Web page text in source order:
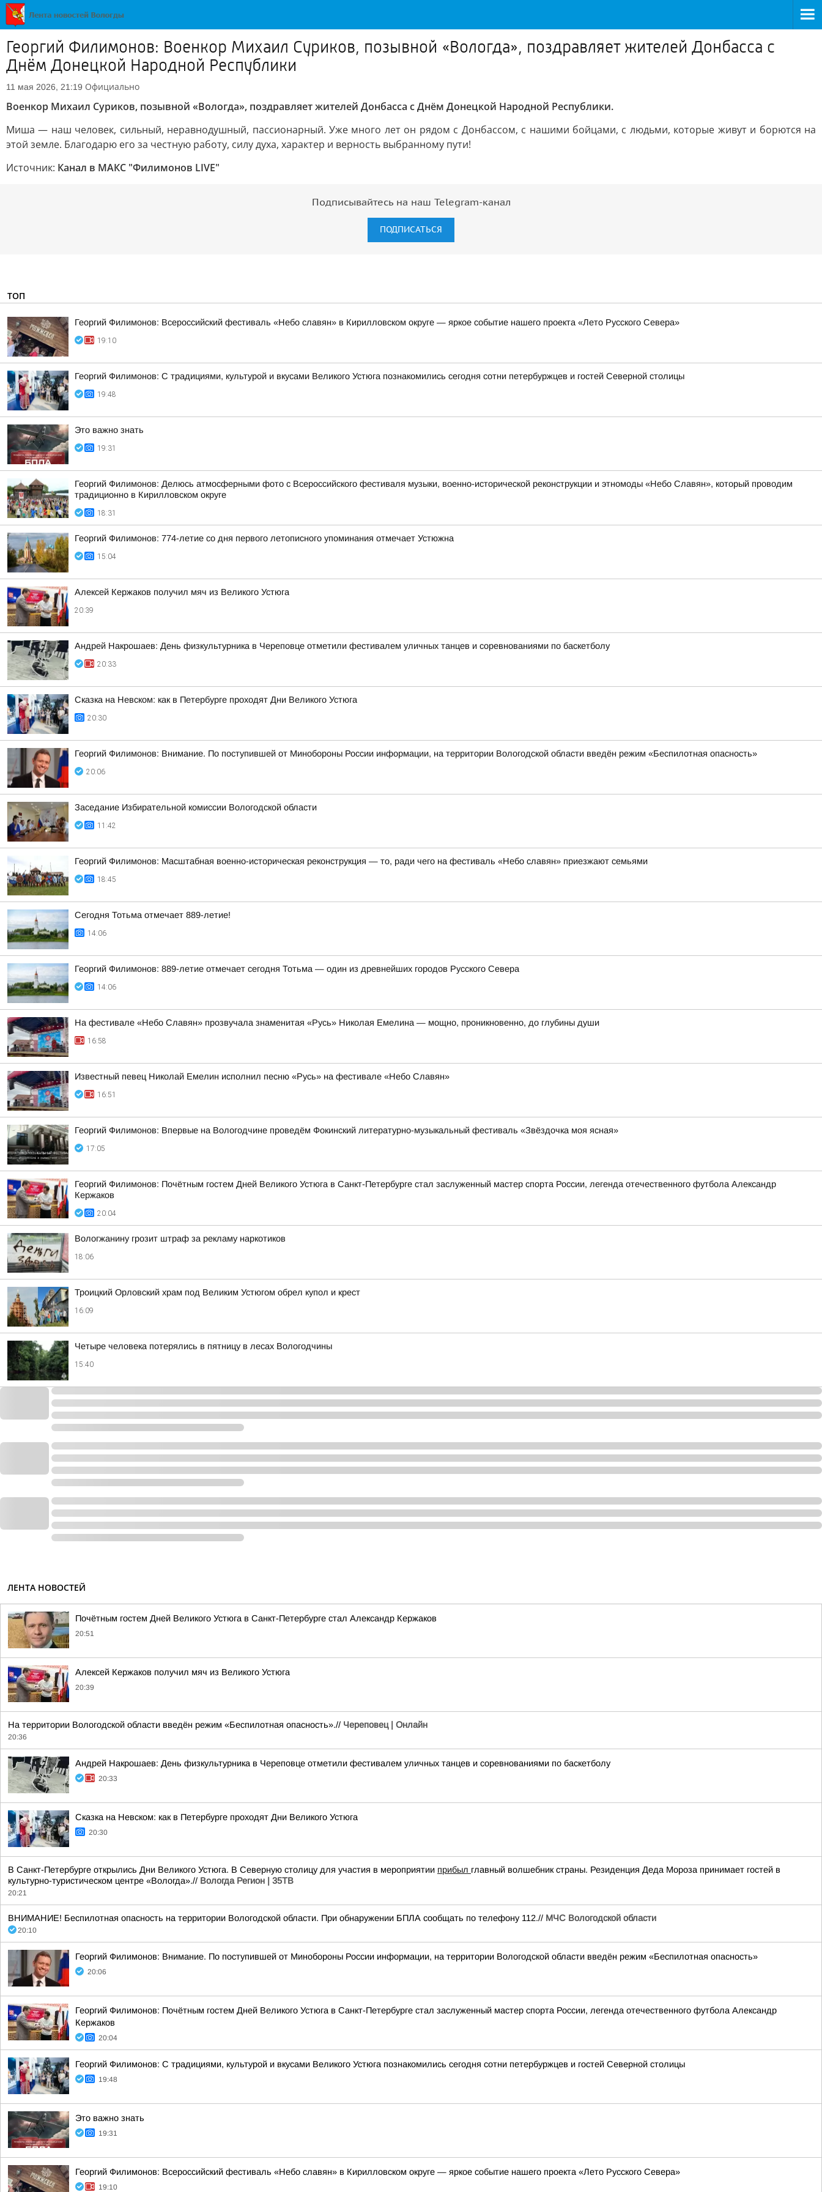
Георгий Филимонов: Военкор Михаил Суриков, позывной «Вологда», поздравляет жителей Донбасса с
Днём Донецкой Народной Республики
11 мая 2026, 21:19 Официально
Военкор Михаил Суриков, позывной «Вологда», поздравляет жителей Донбасса с Днём Донецкой Народной Республики.
Миша — наш человек, сильный, неравнодушный, пассионарный. Уже много лет он рядом с Донбассом, с нашими бойцами, с людьми, которые живут и борются на
этой земле. Благодарю его за честную работу, силу духа, характер и верность выбранному пути!
Источник: Канал в МАКС "Филимонов LIVE"
Подписывайтесь на наш Telegram-канал
ПОДПИСАТЬСЯ
ТОП
Георгий Филимонов: Всероссийский фестиваль «Небо славян» в Кирилловском округе — яркое событие нашего проекта «Лето Русского Севера»
19:10
Георгий Филимонов: С традициями, культурой и вкусами Великого Устюга познакомились сегодня сотни петербуржцев и гостей Северной столицы
19:48
Это важно знать
19:31
Георгий Филимонов: Делюсь атмосферными фото с Всероссийского фестиваля музыки, военно-исторической реконструкции и этномоды «Небо Славян», который проводим
традиционно в Кирилловском округе
18:31
Георгий Филимонов: 774-летие со дня первого летописного упоминания отмечает Устюжна
15:04
Алексей Кержаков получил мяч из Великого Устюга
20:39
Андрей Накрошаев: День физкультурника в Череповце отметили фестивалем уличных танцев и соревнованиями по баскетболу
20:33
Сказка на Невском: как в Петербурге проходят Дни Великого Устюга
20:30
Георгий Филимонов: Внимание. По поступившей от Минобороны России информации, на территории Вологодской области введён режим «Беспилотная опасность»
20:06
Заседание Избирательной комиссии Вологодской области
11:42
Георгий Филимонов: Масштабная военно-историческая реконструкция — то, ради чего на фестиваль «Небо славян» приезжают семьями
18:45
Сегодня Тотьма отмечает 889-летие!
14:06
Георгий Филимонов: 889-летие отмечает сегодня Тотьма — один из древнейших городов Русского Севера
14:06
На фестивале «Небо Славян» прозвучала знаменитая «Русь» Николая Емелина — мощно, проникновенно, до глубины души
16:58
Известный певец Николай Емелин исполнил песню «Русь» на фестивале «Небо Славян»
16:51
Георгий Филимонов: Впервые на Вологодчине проведём Фокинский литературно-музыкальный фестиваль «Звёздочка моя ясная»
17:05
Георгий Филимонов: Почётным гостем Дней Великого Устюга в Санкт-Петербурге стал заслуженный мастер спорта России, легенда отечественного футбола Александр
Кержаков
20:04
Вологжанину грозит штраф за рекламу наркотиков
18:06
Троицкий Орловский храм под Великим Устюгом обрел купол и крест
16:09
Четыре человека потерялись в пятницу в лесах Вологодчины
15:40
ЛЕНТА НОВОСТЕЙ
Почётным гостем Дней Великого Устюга в Санкт-Петербурге стал Александр Кержаков
20:51
Алексей Кержаков получил мяч из Великого Устюга
20:39
На территории Вологодской области введён режим «Беспилотная опасность».// Череповец | Онлайн
20:36
Андрей Накрошаев: День физкультурника в Череповце отметили фестивалем уличных танцев и соревнованиями по баскетболу
20:33
Сказка на Невском: как в Петербурге проходят Дни Великого Устюга
20:30
В Санкт-Петербурге открылись Дни Великого Устюга. В Северную столицу для участия в мероприятии прибыл главный волшебник страны. Резиденция Деда Мороза принимает гостей в
культурно-туристическом центре «Вологда».// Вологда Регион | 35ТВ
20:21
ВНИМАНИЕ! Беспилотная опасность на территории Вологодской области. При обнаружении БПЛА сообщать по телефону 112.// МЧС Вологодской области
20:10
Георгий Филимонов: Внимание. По поступившей от Минобороны России информации, на территории Вологодской области введён режим «Беспилотная опасность»
20:06
Георгий Филимонов: Почётным гостем Дней Великого Устюга в Санкт-Петербурге стал заслуженный мастер спорта России, легенда отечественного футбола Александр
Кержаков
20:04
Георгий Филимонов: С традициями, культурой и вкусами Великого Устюга познакомились сегодня сотни петербуржцев и гостей Северной столицы
19:48
Это важно знать
19:31
Георгий Филимонов: Всероссийский фестиваль «Небо славян» в Кирилловском округе — яркое событие нашего проекта «Лето Русского Севера»
19:10